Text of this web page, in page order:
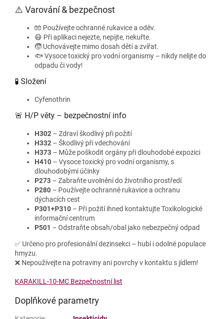
⚠️ Varování & bezpečnost
🧤 Používejte ochranné rukavice a oděv.
😷 Při aplikaci nejezte, nepijte, nekuřte.
🧒 Uchovávejte mimo dosah dětí a zvířat.
🐟 Vysoce toxický pro vodní organismy – nikdy nelijte do
odpadu či vody!
🧪 Složení
Cyfenothrin
🚨 H/P věty – bezpečnostní info
H302 – Zdraví škodlivý při požití
H332 – Škodlivý při vdechování
H373 – Může poškodit orgány při dlouhodobé expozici
H410 – Vysoce toxický pro vodní organismy, s
dlouhodobými účinky
P273 – Zabraňte uvolnění do životního prostředí
P280 – Používejte ochranné rukavice a ochranu
dýchacích cest
P301+P310 – Při požití ihned kontaktujte Toxikologické
informační centrum
P501 – Odstraňte obsah/obal jako nebezpečný odpad
✅ Určeno pro profesionální dezinsekci – hubí i odolné populace
hmyzu.
❌ Nepoužívejte na potraviny ani povrchy v kontaktu s jídlem!
KARAKILL-10-MC Bezpečnostní list
Doplňkové parametry